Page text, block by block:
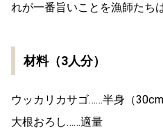
れが一番旨いことを漁師たち
材料（3人分）
ウッカリカサゴ……半身（30cm
大根おろし……適量